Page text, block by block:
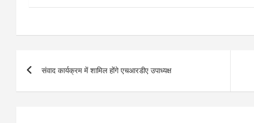
navigation
संवाद कार्यक्रम में शामिल होंगे एचआरडीए उपाध्यक्ष